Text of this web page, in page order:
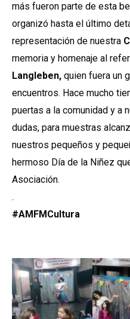
más fueron parte de esta
organizó hasta el último
representación de nuestra
memoria y homenaje al
Langleben, quien fuera un
encuentros. Hace mucho
puertas a la comunidad y a
dudas, para muestras
nuestros pequeños y
hermoso Día de la Niñez
Asociación.
.
#AMFMCultura